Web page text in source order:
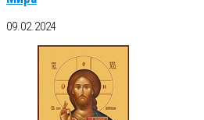
09.02.2024